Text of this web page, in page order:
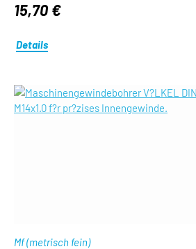
15,70 €
Details
Mf (metrisch fein)